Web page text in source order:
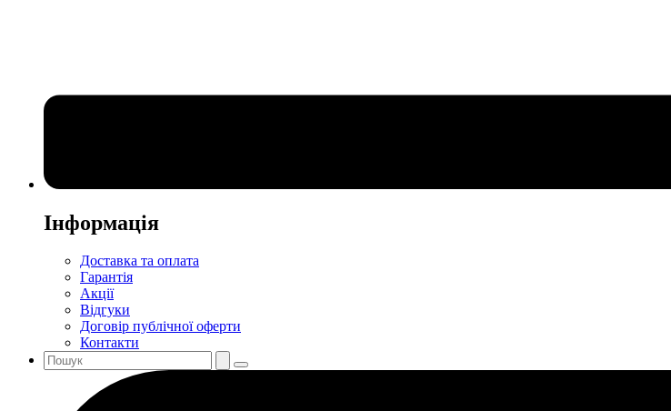
Інформація
Доставка та оплата
Гарантія
Акції
Відгуки
Договір публічної оферти
Контакти